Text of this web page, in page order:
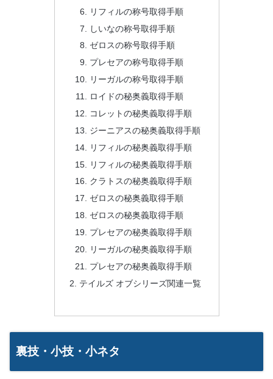
リフィルの称号取得手順
しいなの称号取得手順
ゼロスの称号取得手順
プレセアの称号取得手順
リーガルの称号取得手順
ロイドの秘奥義取得手順
コレットの秘奥義取得手順
ジーニアスの秘奥義取得手順
リフィルの秘奥義取得手順
リフィルの秘奥義取得手順
クラトスの秘奥義取得手順
ゼロスの秘奥義取得手順
ゼロスの秘奥義取得手順
プレセアの秘奥義取得手順
リーガルの秘奥義取得手順
プレセアの秘奥義取得手順
テイルズ オブシリーズ関連一覧
裏技・小技・小ネタ